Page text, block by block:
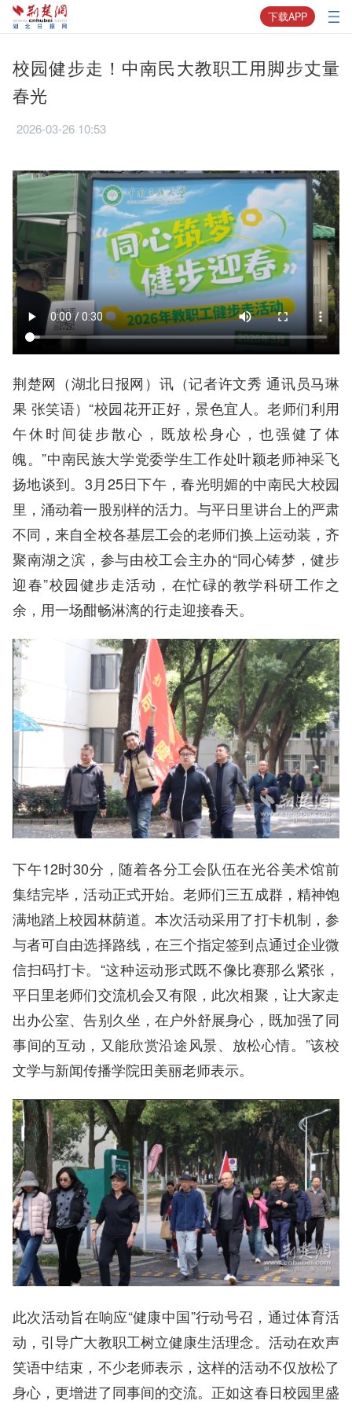
下载APP
校园健步走！中南民大教职工用脚步丈量
春光
2026-03-26 10:53
荆楚网（湖北日报网）讯（记者许文秀 通讯员马琳
果 张笑语）“校园花开正好，景色宜人。老师们利用
午休时间徒步散心，既放松身心，也强健了体
魄。”中南民族大学党委学生工作处叶颖老师神采飞
扬地谈到。3月25日下午，春光明媚的中南民大校园
里，涌动着一股别样的活力。与平日里讲台上的严肃
不同，来自全校各基层工会的老师们换上运动装，齐
聚南湖之滨，参与由校工会主办的“同心铸梦，健步
迎春”校园健步走活动，在忙碌的教学科研工作之
余，用一场酣畅淋漓的行走迎接春天。
下午12时30分，随着各分工会队伍在光谷美术馆前
集结完毕，活动正式开始。老师们三五成群，精神饱
满地踏上校园林荫道。本次活动采用了打卡机制，参
与者可自由选择路线，在三个指定签到点通过企业微
信扫码打卡。“这种运动形式既不像比赛那么紧张，
平日里老师们交流机会又有限，此次相聚，让大家走
出办公室、告别久坐，在户外舒展身心，既加强了同
事间的互动，又能欣赏沿途风景、放松心情。”该校
文学与新闻传播学院田美丽老师表示。
此次活动旨在响应“健康中国”行动号召，通过体育活
动，引导广大教职工树立健康生活理念。活动在欢声
笑语中结束，不少老师表示，这样的活动不仅放松了
身心，更增进了同事间的交流。正如这春日校园里盛